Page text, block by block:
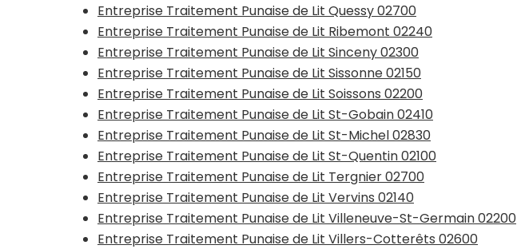
Entreprise Traitement Punaise de Lit Quessy 02700
Entreprise Traitement Punaise de Lit Ribemont 02240
Entreprise Traitement Punaise de Lit Sinceny 02300
Entreprise Traitement Punaise de Lit Sissonne 02150
Entreprise Traitement Punaise de Lit Soissons 02200
Entreprise Traitement Punaise de Lit St-Gobain 02410
Entreprise Traitement Punaise de Lit St-Michel 02830
Entreprise Traitement Punaise de Lit St-Quentin 02100
Entreprise Traitement Punaise de Lit Tergnier 02700
Entreprise Traitement Punaise de Lit Vervins 02140
Entreprise Traitement Punaise de Lit Villeneuve-St-Germain 02200
Entreprise Traitement Punaise de Lit Villers-Cotterêts 02600